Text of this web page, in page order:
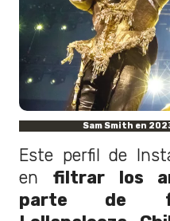
Sam Smith en
Este perfil de
en filtrar los
parte de